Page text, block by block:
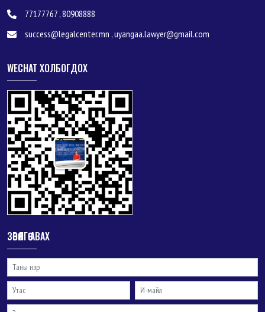
77177767 , 80908888
success@legalcenter.mn , uyangaa.lawyer@gmail.com
WECHAT ХОЛБОГДОХ
ЗӨВӨЛГӨӨ АВАХ